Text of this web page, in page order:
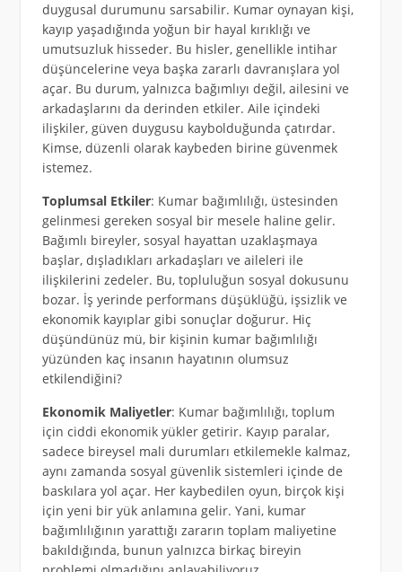
duygusal durumunu sarsabilir. Kumar oynayan kişi,
kayıp yaşadığında yoğun bir hayal kırıklığı ve
umutsuzluk hisseder. Bu hisler, genellikle intihar
düşüncelerine veya başka zararlı davranışlara yol
açar. Bu durum, yalnızca bağımlıyı değil, ailesini ve
arkadaşlarını da derinden etkiler. Aile içindeki
ilişkiler, güven duygusu kaybolduğunda çatırdar.
Kimse, düzenli olarak kaybeden birine güvenmek
istemez.
Toplumsal Etkiler: Kumar bağımlılığı, üstesinden
gelinmesi gereken sosyal bir mesele haline gelir.
Bağımlı bireyler, sosyal hayattan uzaklaşmaya
başlar, dışladıkları arkadaşları ve aileleri ile
ilişkilerini zedeler. Bu, topluluğun sosyal dokusunu
bozar. İş yerinde performans düşüklüğü, işsizlik ve
ekonomik kayıplar gibi sonuçlar doğurur. Hiç
düşündünüz mü, bir kişinin kumar bağımlılığı
yüzünden kaç insanın hayatının olumsuz
etkilendiğini?
Ekonomik Maliyetler: Kumar bağımlılığı, toplum
için ciddi ekonomik yükler getirir. Kayıp paralar,
sadece bireysel mali durumları etkilemekle kalmaz,
aynı zamanda sosyal güvenlik sistemleri içinde de
baskılara yol açar. Her kaybedilen oyun, birçok kişi
için yeni bir yük anlamına gelir. Yani, kumar
bağımlılığının yarattığı zararın toplam maliyetine
bakıldığında, bunun yalnızca birkaç bireyin